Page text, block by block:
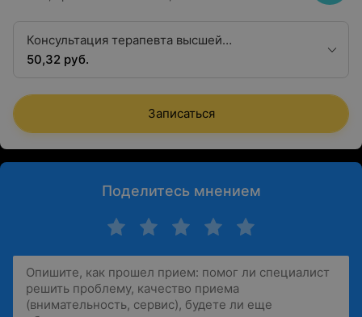
Консультация терапевта высшей
квалификационной категории
50,32 руб.
Записаться
Поделитесь мнением